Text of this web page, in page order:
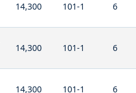
14,300 101-1 6
14,300 101-1 6
14,300 101-1 6